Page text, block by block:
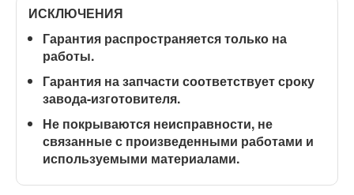
ИСКЛЮЧЕНИЯ
Гарантия распространяетсятолько на
работы.
Гарантия на запчасти соответствует сроку
завода-изготовителя.
Не покрываются неисправности, не
связанные с произведенными работами и
используемыми материалами.